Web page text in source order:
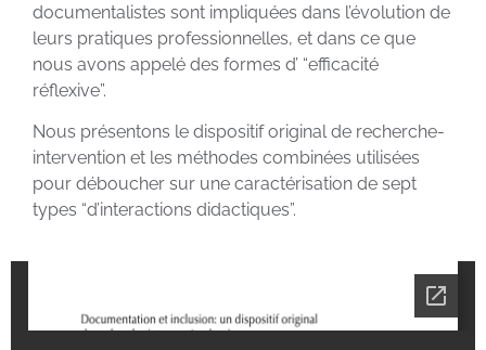
documentalistes sont impliquées dans l’évolution de
leurs pratiques professionnelles, et dans ce que
nous avons appelé des formes d’ “efficacité
réflexive”.
Nous présentons le dispositif original de recherche-
intervention et les méthodes combinées utilisées
pour déboucher sur une caractérisation de sept
types “d’interactions didactiques”.